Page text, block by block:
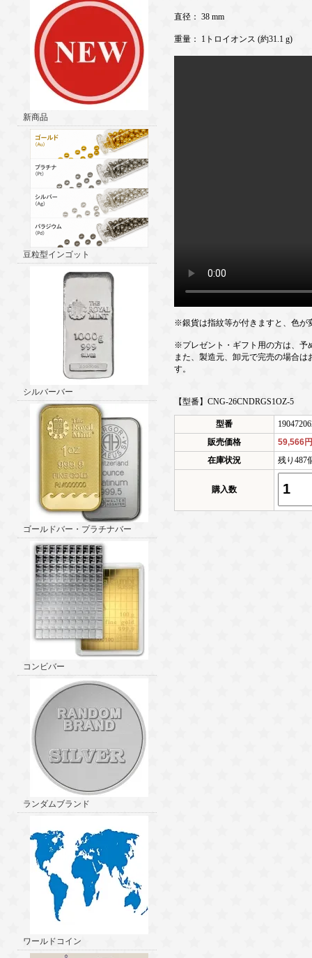
新商品
豆粒型インゴット
シルバーバー
ゴールドバー・プラチナバー
コンビバー
ランダムブランド
ワールドコイン
直径： 38 mm
重量： 1トロイオンス (約31.1 g)
※銀貨は指紋等が付きますと、色が
※プレゼント・ギフト用の方は、予
また、製造元、卸元で完売の場合
す。
【型番】CNG-26CNDRGS1OZ-5
型番
販売価格
59,566
在庫状況
残り487
購入数